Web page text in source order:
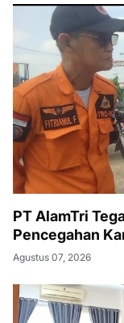
PT AlamTri
Pencegahan
Agustus 07, 2026